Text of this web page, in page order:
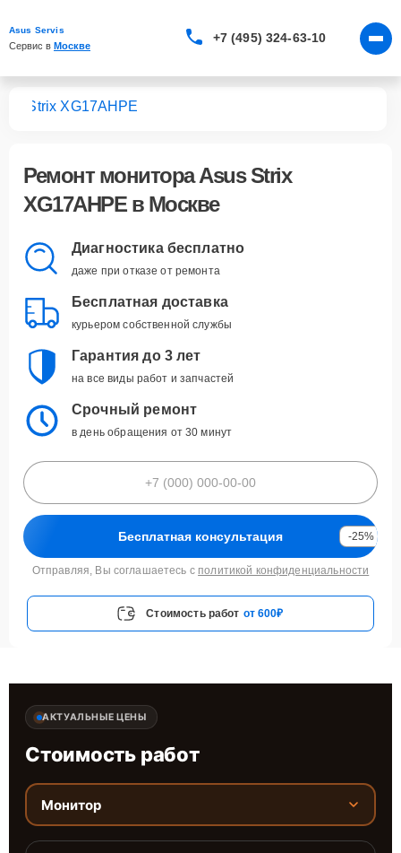
Asus Servis
Сервис в Москве
+7 (495) 324-63-10
Strix XG17AHPE
Ремонт монитора Asus Strix
XG17AHPEв Москве
Диагностика бесплатно
даже при отказе от ремонта
Бесплатная доставка
курьером собственной службы
Гарантия до 3 лет
на все виды работ и запчастей
Срочный ремонт
в день обращения от 30 минут
Бесплатная консультация -25%
Отправляя, Вы соглашаетесь с политикой конфиденциальности
Стоимость работ от 600₽
АКТУАЛЬНЫЕ ЦЕНЫ
Стоимость работ
Монитор